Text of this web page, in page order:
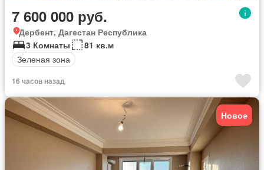
7 600 000 руб.
Дербент, Дагестан Республика
3 Комнаты
81 кв.м
Зеленая зона
16 часов назад
Новое